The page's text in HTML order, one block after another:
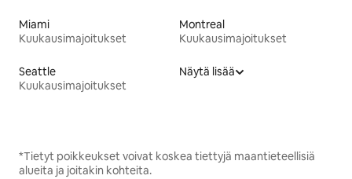
Miami
Kuukausimajoitukset
Montreal
Kuukausimajoitukset
Seattle
Kuukausimajoitukset
Näytä lisää
*Tietyt poikkeukset voivat koskea tiettyjä maantieteellisiä
alueita ja joitakin kohteita.